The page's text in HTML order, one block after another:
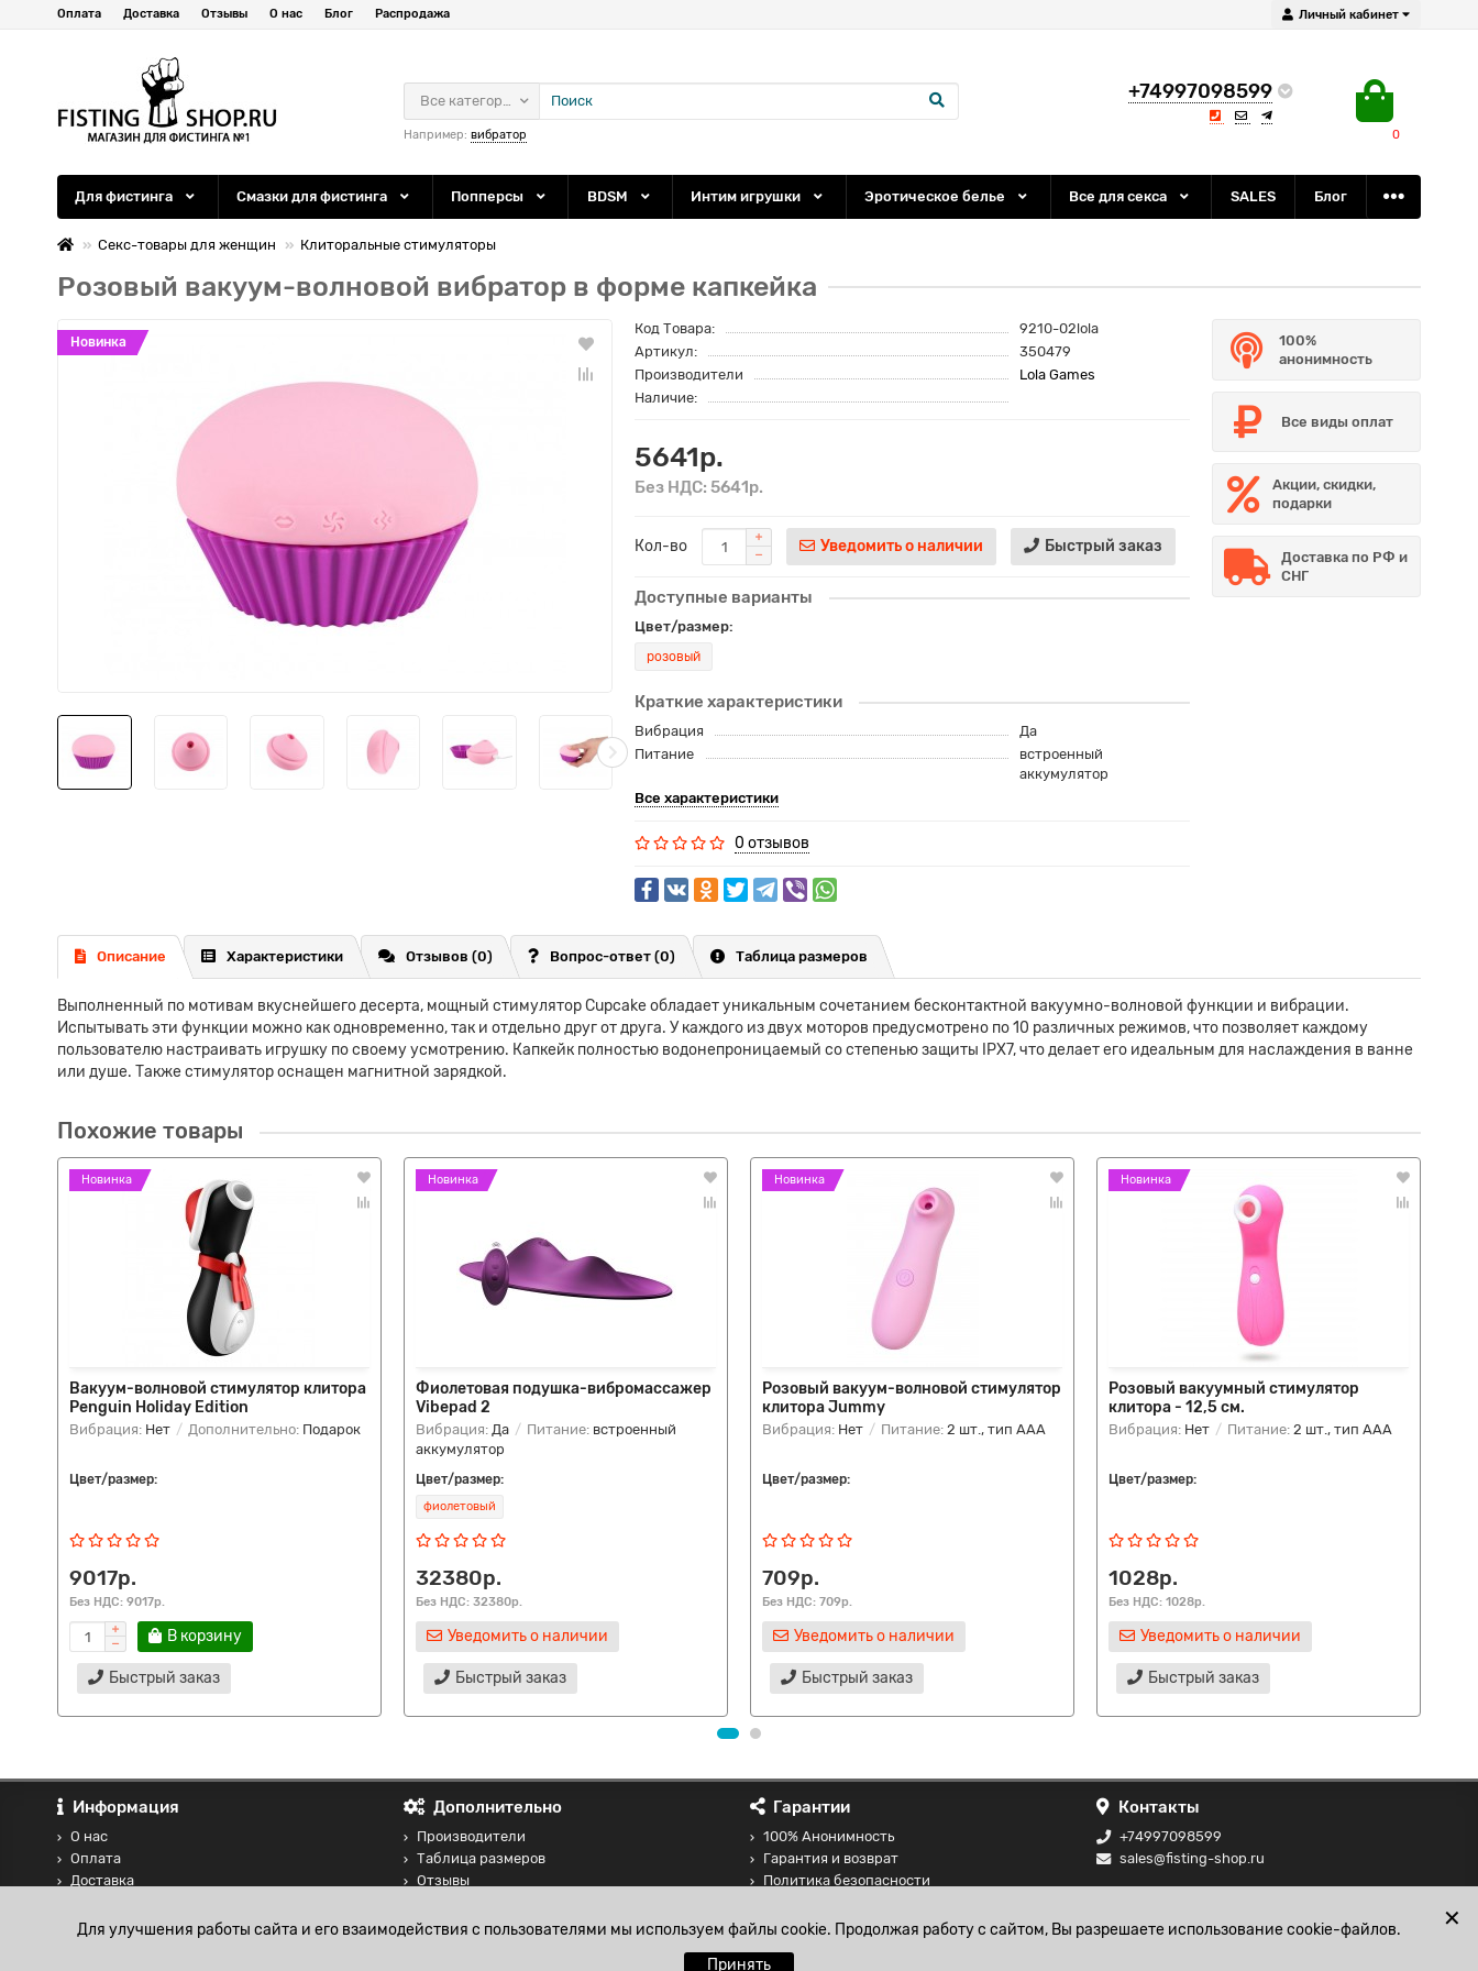
Личный кабинет
Оплата Доставка Отзывы О нас Блог Распродажа
+74997098599
0
Все категории
Например: вибратор
Для фистинга Смазки для фистинга Попперсы BDSM Интим игрушки Эротическое белье Все для секса SALES Блог
Секс-товары для женщин Клиторальные стимуляторы
Розовый вакуум-волновой вибратор в форме капкейка
Новинка
Код Товара:
9210-02lola
Артикул:
350479
Производители
Lola Games
Наличие:
5641р.
Без НДС: 5641р.
Кол-во Уведомить о наличии Быстрый заказ
Доступные варианты
Цвет/размер:
розовый
Краткие характеристики
Вибрация
Да
Питание
встроенный
аккумулятор
Все характеристики
0 отзывов
100%
анонимность
Все виды оплат
Акции, скидки,
подарки
Доставка по РФ и
СНГ
Описание Характеристики Отзывов (0) Вопрос-ответ (0) Таблица размеров
Выполненный по мотивам вкуснейшего десерта, мощный стимулятор Cupcake обладает уникальным сочетанием бесконтактной вакуумно-волновой функции и вибрации.
Испытывать эти функции можно как одновременно, так и отдельно друг от друга. У каждого из двух моторов предусмотрено по 10 различных режимов, что позволяет каждому
пользователю настраивать игрушку по своему усмотрению. Капкейк полностью водонепроницаемый со степенью защиты IPX7, что делает его идеальным для наслаждения в ванне
или душе. Также стимулятор оснащен магнитной зарядкой.
Похожие товары
Новинка
Вакуум-волновой стимулятор клитора
Penguin Holiday Edition
Вибрация: Нет Дополнительно: Подарок
Цвет/размер:
9017р.
Без НДС: 9017р.
В корзину
Быстрый заказ
Новинка
Фиолетовая подушка-вибромассажер
Vibepad 2
Вибрация: Да Питание: встроенный
аккумулятор
Цвет/размер:
фиолетовый
32380р.
Без НДС: 32380р.
Уведомить о наличии
Быстрый заказ
Новинка
Розовый вакуум-волновой стимулятор
клитора Jummy
Вибрация: Нет Питание: 2 шт., тип AAA
Цвет/размер:
709р.
Без НДС: 709р.
Уведомить о наличии
Быстрый заказ
Новинка
Розовый вакуумный стимулятор
клитора - 12,5 см.
Вибрация: Нет Питание: 2 шт., тип AAA
Цвет/размер:
1028р.
Без НДС: 1028р.
Уведомить о наличии
Быстрый заказ
Информация
О нас
Оплата
Доставка
Блог
Дополнительно
Производители
Таблица размеров
Отзывы
Гарантии
100% Анонимность
Гарантия и возврат
Политика безопасности
данных
Контакты
+74997098599
sales@fisting-shop.ru
✕
Для улучшения работы сайта и его взаимодействия с пользователями мы используем файлы cookie. Продолжая работу с сайтом, Вы разрешаете использование cookie-файлов.
Принять